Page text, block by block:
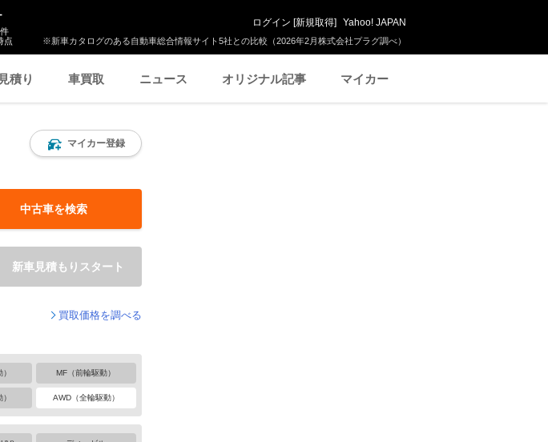
※新車カタログのある自動車総合情報サイト5社との比較（2026年2月株式会社プラグ調べ）
件
点
ログイン [新規取得] Yahoo! JAPAN
積り 車買取 ニュース オリジナル記事 マイカー
マイカー登録
中古車を検索
新車見積もりスタート
買取価格を調べる
MF（前輪駆動）
AWD（全輪駆動）